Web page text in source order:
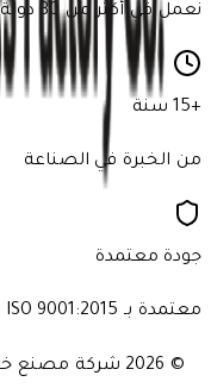
نعمل في أكثر من 30 دولة
+15 سنة
من الخبرة في الصناعة
جودة معتمدة
معتمدة بـ ISO 9001:2015
© 2026 شركة مصنع